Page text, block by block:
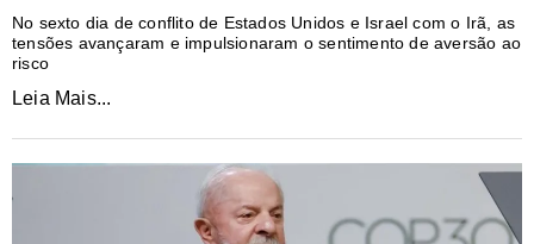
No sexto dia de conflito de Estados Unidos e Israel com o Irã, as
tensões avançaram e impulsionaram o sentimento de aversão ao
risco
Leia Mais...